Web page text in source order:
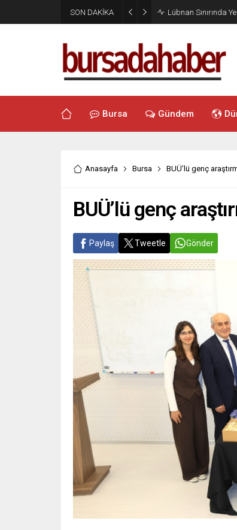
SON DAKİKA Lübnan Sınırında
Bursa Gündem
Anasayfa Bursa BUÜ’lü genç
BUÜ’lü genç
Paylaş Tweetle Gönder